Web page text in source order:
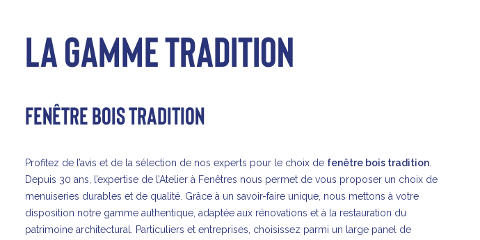
LA GAMME TRADITION
FENÊTRE BOIS TRADITION
Profitez de l’avis et de la sélection de nos experts pour le choix de fenêtre bois tradition
Depuis 30 ans,
l’expertise de l’Atelier à Fenêtres nous permet de vous proposer un choix de
menuiseries durables et de qualité. Grâce à un savoir-faire unique, nous mettons à votre
disposition notre gamme authentique, adaptée aux rénovations et à la restauration du
patrimoine architectural. Particuliers et entreprises, choisissez parmi un large panel de